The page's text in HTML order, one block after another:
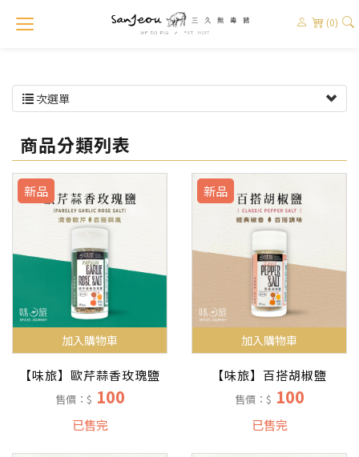
(0)
次選單
商品分類列表
新品
加入購物車
【味旅】歐芹蒜香玫瑰鹽
售價：$ 100
已售完
新品
加入購物車
【味旅】百搭胡椒鹽
售價：$ 100
已售完